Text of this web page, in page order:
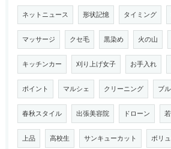
ネットニュース 形状記憶 タイミング
マッサージ クセ毛 黒染め 火の山
キッチンカー 刈り上げ女子 お手入れ
ポイント マルシェ クリーニング ブ
春秋スタイル 出張美容院 ドローン
上品 高校生 サンキューカット ボリ